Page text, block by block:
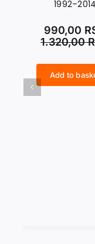
1992–2014
1.320,00
990,00
Add to